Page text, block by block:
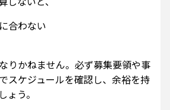
合わない
りかねません。必ず募集要領や事
スケジュールを確認し、余裕を持
ょう。